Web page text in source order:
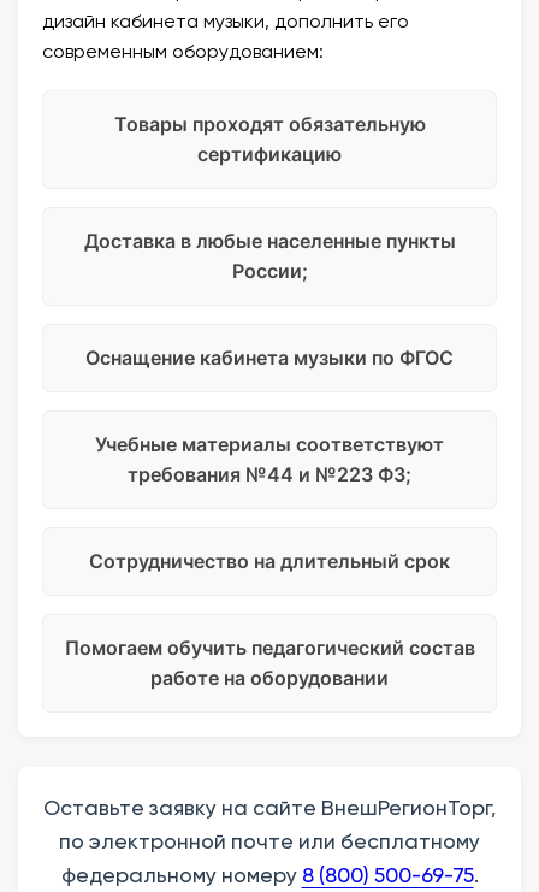
дизайн кабинета музыки, дополнить его
современным оборудованием:
Товары проходят обязательную
сертификацию
Доставка в любые населенные пункты
России;
Оснащение кабинета музыки по ФГОС
Учебные материалы соответствуют
требования №44 и №223 ФЗ;
Сотрудничество на длительный срок
Помогаем обучить педагогический состав
работе на оборудовании
Оставьте заявку на сайте ВнешРегионТорг,
по электронной почте или бесплатному
федеральному номеру 8 (800) 500-69-75.